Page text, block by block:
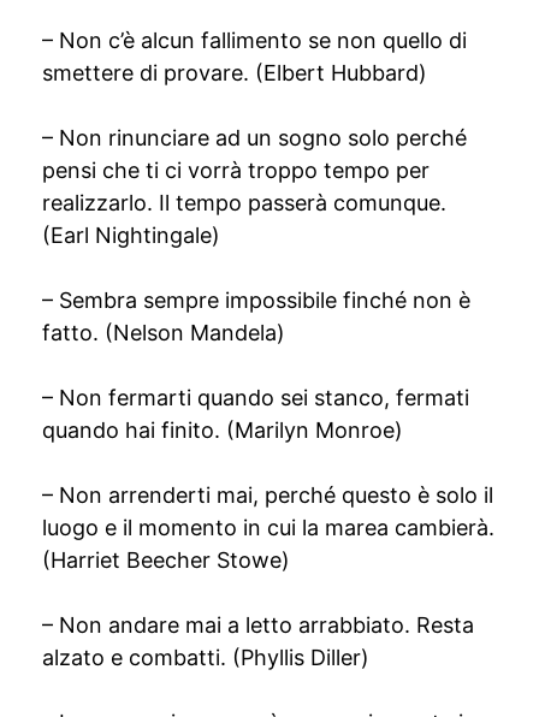
– Non c’è alcun fallimento se non quello di
smettere di provare. (Elbert Hubbard)
– Non rinunciare ad un sogno solo perché
pensi che ti ci vorrà troppo tempo per
realizzarlo. Il tempo passerà comunque.
(Earl Nightingale)
– Sembra sempre impossibile finché non è
fatto. (Nelson Mandela)
– Non fermarti quando sei stanco, fermati
quando hai finito. (Marilyn Monroe)
– Non arrenderti mai, perché questo è solo il
luogo e il momento in cui la marea cambierà.
(Harriet Beecher Stowe)
– Non andare mai a letto arrabbiato. Resta
alzato e combatti. (Phyllis Diller)